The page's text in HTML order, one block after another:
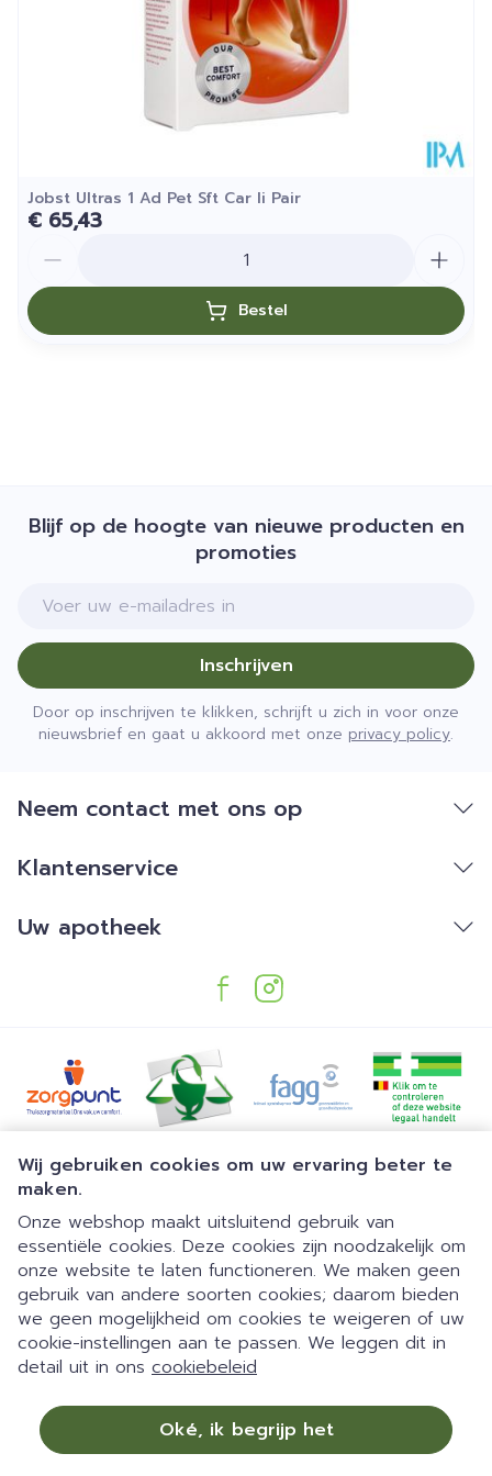
Wij gebruiken cookies om uw ervaring beter te
maken.
Onze webshop maakt uitsluitend gebruik van
essentiële cookies. Deze cookies zijn noodzakelijk om
onze website te laten functioneren. We maken geen
gebruik van andere soorten cookies; daarom bieden
we geen mogelijkheid om cookies te weigeren of uw
cookie-instellingen aan te passen. We leggen dit in
detail uit in ons cookiebeleid
Oké, ik begrijp het
Jobst Ultras 1 Ad Pet Sft Car Ii Pair
€ 65,43
Bestel
1 van 1
Gemakkelijk parkeren | 24/7
automaat | Doorlopend open
09:00-18:00 van maandag tot
vrijdag
Blijf op de hoogte van nieuwe producten en
promoties
E-mail adres
Inschrijven
Door op inschrijven te klikken, schrijft u zich in voor onze
nieuwsbrief en gaat u akkoord met onze privacy policy.
Neem contact met ons op
Klantenservice
Uw apotheek
Juridische links